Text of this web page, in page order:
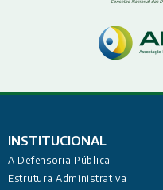
INSTITUCIONAL
A Defensoria Pública
Estrutura Administrativa